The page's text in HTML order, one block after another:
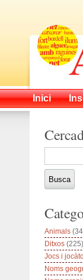
Inici
Animals
Ditxos (225)
Jocs i
Noms